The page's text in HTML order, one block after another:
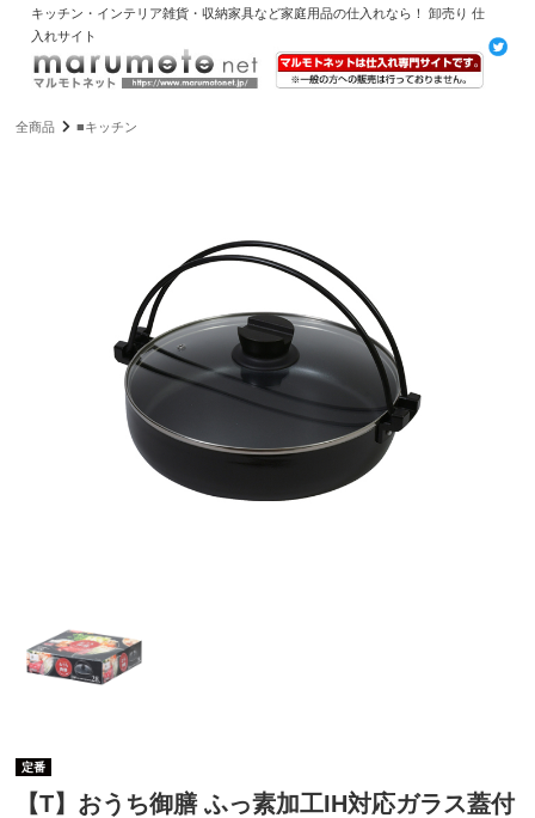
キッチン・インテリア雑貨・収納家具など家庭用品の仕入れなら！ 卸売り 仕
入れサイト
全商品 ■キッチン
定番
【T】おうち御膳 ふっ素加工IH対応ガラス蓋付